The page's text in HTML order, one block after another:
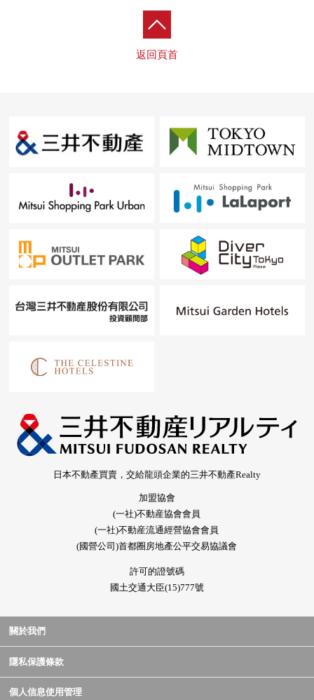
返回頁首
日本不動產買賣，交給龍頭企業的三井不動產Realty
加盟協會
(一社)不動産協會會員
(一社)不動産流通經營協會會員
(國營公司)首都圈房地產公平交易協議會
許可的證號碼
國土交通大臣(15)777號
關於我們
隱私保護條款
個人信息使用管理